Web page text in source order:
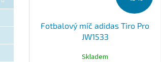
Fotbalový míč adidas Tiro Pro
JW1533
Skladem